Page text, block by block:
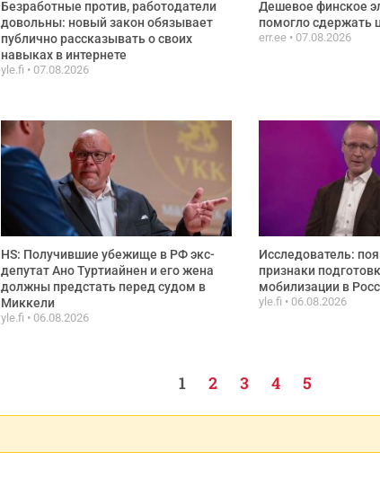
Безработные против, работодатели
довольны: новый закон обязывает
публично рассказывать о своих
навыках в интернете
yle.fi 07.08.2026
Дешевое финское
помогло сдержать
err.ee 07.08.2026
HS: Получившие убежище в РФ экс-
депутат Ано Туртиайнен и его жена
должны предстать перед судом в
Миккели
yle.fi 06.08.2026
Исследователь:
признаки
мобилизации в
yle.fi 06.08.2026
1 2 3 4 5